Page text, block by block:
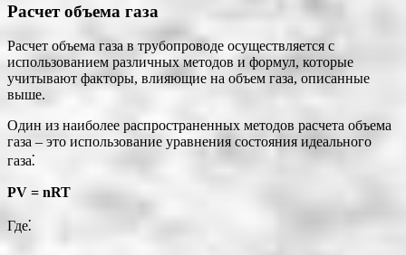
Расчет объема газа
Расчет объема газа в трубопроводе осуществляется с
использованием различных методов и формул, которые
учитывают факторы, влияющие на объем газа, описанные
выше.
Один из наиболее распространенных методов расчета объема
газа ‒ это использование уравнения состояния идеального
газа⁚
PV = nRT
Где⁚